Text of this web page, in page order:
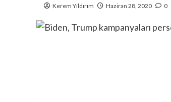
Kerem Yıldırım Haziran 28, 2020 0